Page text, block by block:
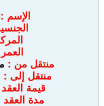
الإسم :
العمر
منتقل من :
منتقل إلى :
قيمة
مدة العقد